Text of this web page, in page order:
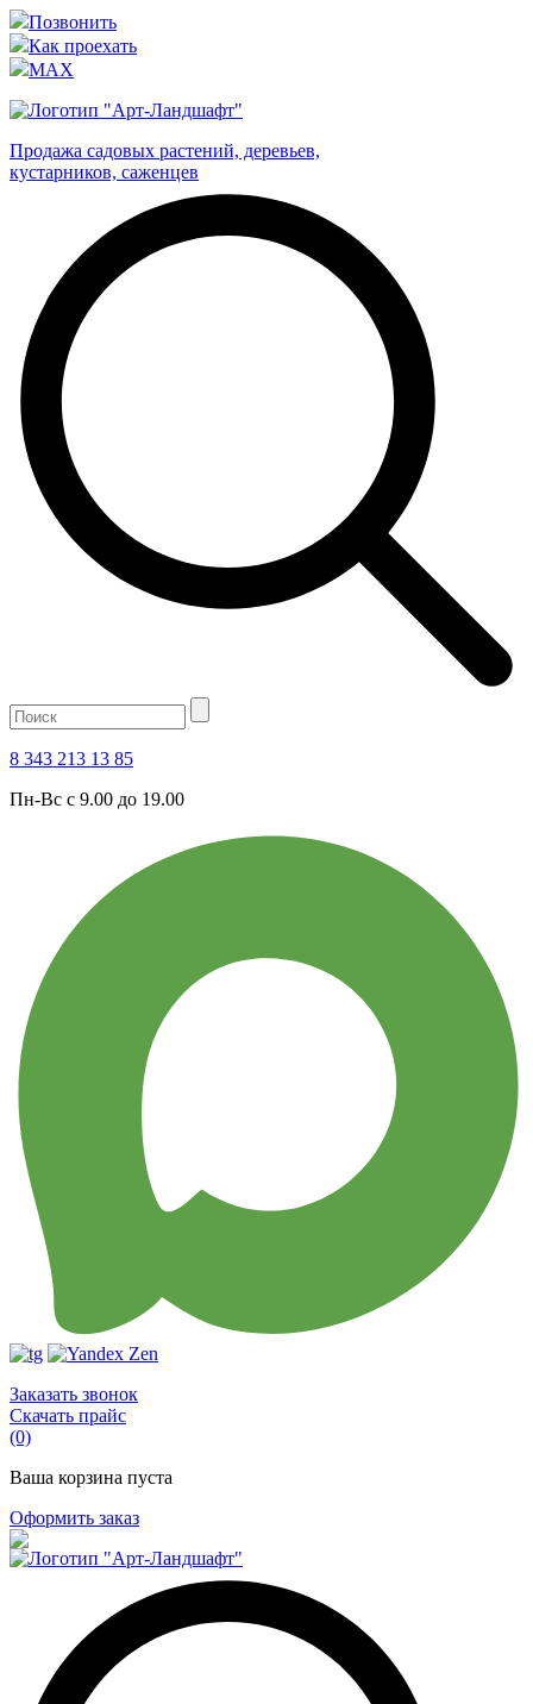
Позвонить
Как проехать
MAX
Продажа садовых растений, деревьев,
кустарников, саженцев
8 343 213 13 85
Пн-Вс с 9.00 до 19.00
Заказать звонок
Скачать прайс
(0)
Ваша корзина пуста
Оформить заказ